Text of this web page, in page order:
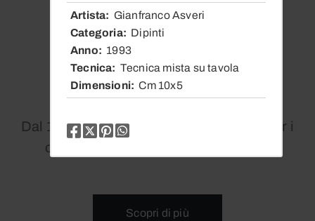
La Nostra Storia
Dal 1979 siamo un punto di riferimento per i
collezionisti di arte contemporanea.
Scopri di più
Artista
Gianfranco Asveri
Categoria
Dipinti
Anno
1993
Tecnica
Tecnica mista su tavola
Dimensioni
Cm 10x5